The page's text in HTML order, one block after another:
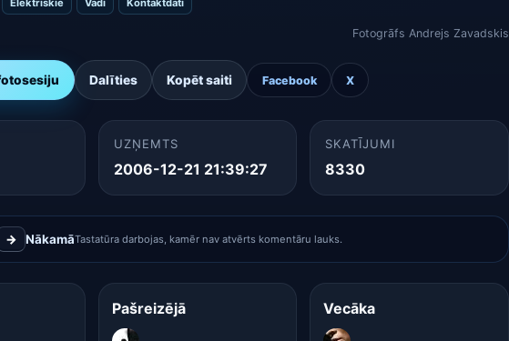
Elektriskie Vadi Kontaktdati
Fotogrāfs Andrejs Zavadskis
Dalīties Kopēt saiti Facebook X
UZŅEMTS
2006-12-21 21:39:27
SKATĪJUMI
8330
→ NākamāTastatūra darbojas, kamēr nav atvērts komentāru lauks.
Pašreizējā Vecāka